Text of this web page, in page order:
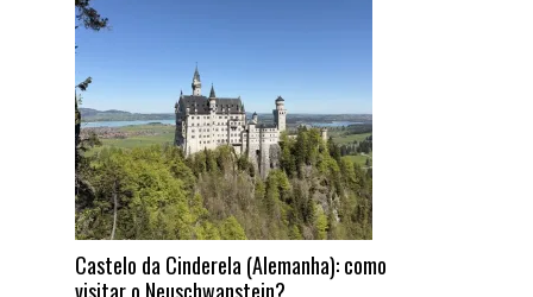
Castelo da Cinderela (Alemanha): como